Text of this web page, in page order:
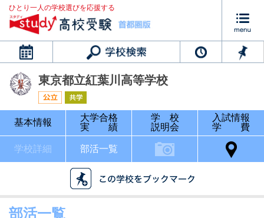
ひとり一人の学校選びを応援する
カレンダー
東京都立紅葉川高等学校
基本情報
大学合格
実 績
学 校
説明会
入試情報
学 費
学校詳細 部活一覧
部活一覧